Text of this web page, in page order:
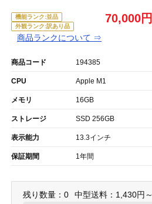
機能ランク:並品
外観ランク:訳あり品
商品ランクについて ⇒
70,000円
商品コード 194385
CPU Apple M1
メモリ 16GB
ストレージ SSD 256GB
表示能力 13.3インチ
保証期間 1年間
残り数量：0 中型送料：1,430円～